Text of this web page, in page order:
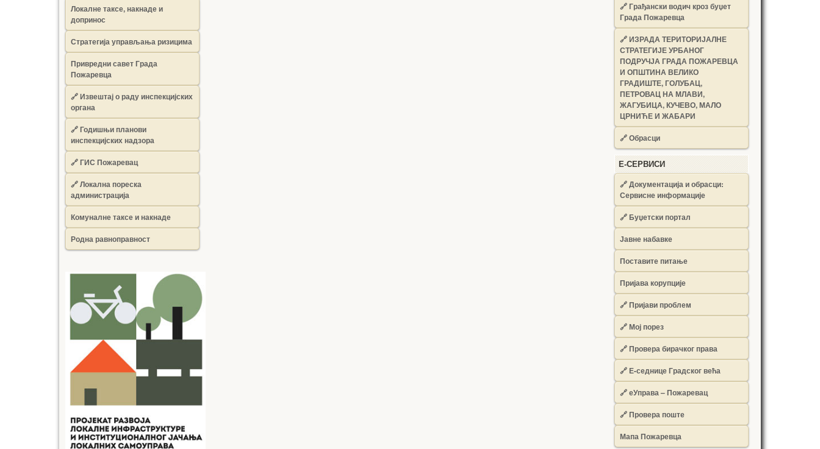
Локалне таксе, накнаде и
допринос
Стратегија управљања ризицима
Привредни савет Града
Пожаревца
🔗Извештај о раду инспекцијских
органа
🔗Годишњи планови
инспекцијских надзора
🔗 ГИС Пожаревац
🔗 Локална пореска
администрација
Комуналне таксе и накнаде
Родна равноправност
🔗Грађански водич кроз буџет
Града Пожаревца
🔗ИЗРАДА ТЕРИТОРИЈАЛНЕ
СТРАТЕГИЈЕ УРБАНОГ
ПОДРУЧЈА ГРАДА ПОЖАРЕВЦА
И ОПШТИНА ВЕЛИКО
ГРАДИШТЕ, ГОЛУБАЦ,
ПЕТРОВАЦ НА МЛАВИ,
ЖАГУБИЦА, КУЧЕВО, МАЛО
ЦРНИЋЕ И ЖАБАРИ
🔗Обрасци
Е-СЕРВИСИ
🔗 Документација и обрасци:
Сервисне информације
🔗 Буџетски портал
Јавне набавке
Поставите питање
Пријава корупције
🔗 Пријави проблем
🔗 Мој порез
🔗 Провера бирачког права
🔗 Е-седнице Градског већа
🔗 еУправа – Пожаревац
🔗 Провера поште
Мапа Пожаревца